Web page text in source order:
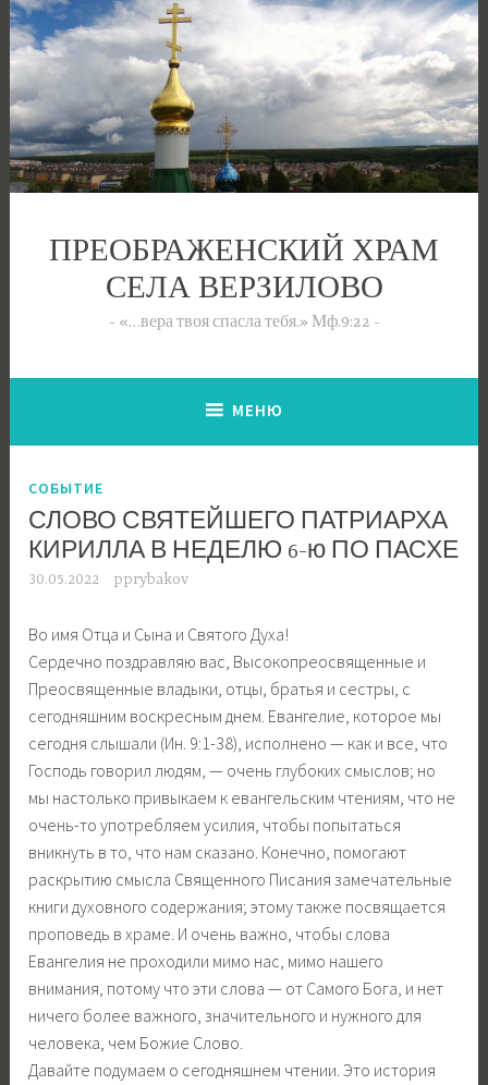
Перейти
к
содержимому
ПРЕОБРАЖЕНСКИЙ ХРАМ
СЕЛА ВЕРЗИЛОВО
«…вера твоя спасла тебя.» Мф.9:22
МЕНЮ
СОБЫТИЕ
СЛОВО СВЯТЕЙШЕГО ПАТРИАРХА
КИРИЛЛА В НЕДЕЛЮ 6-ю ПО ПАСХЕ
30.05.2022 pprybakov
Во имя Отца и Сына и Святого Духа!
Сердечно поздравляю вас, Высокопреосвященные и
Преосвященные владыки, отцы, братья и сестры, с
сегодняшним воскресным днем. Евангелие, которое мы
сегодня слышали (Ин. 9:1-38), исполнено — как и все, что
Господь говорил людям, — очень глубоких смыслов; но
мы настолько привыкаем к евангельским чтениям, что не
очень-то употребляем усилия, чтобы попытаться
вникнуть в то, что нам сказано. Конечно, помогают
раскрытию смысла Священного Писания замечательные
книги духовного содержания; этому также посвящается
проповедь в храме. И очень важно, чтобы слова
Евангелия не проходили мимо нас, мимо нашего
внимания, потому что эти слова — от Самого Бога, и нет
ничего более важного, значительного и нужного для
человека, чем Божие Слово.
Давайте подумаем о сегодняшнем чтении. Это история